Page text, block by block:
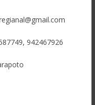
942467926